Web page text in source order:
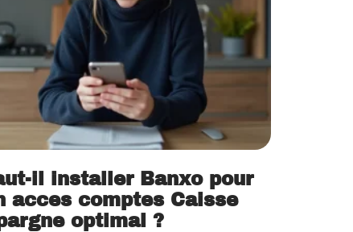
il installer Banxo pour
acces comptes Caisse
optimal ?